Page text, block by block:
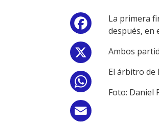
Facebook
La primera
después, en
Ambos
El árbitro de
Foto: Daniel